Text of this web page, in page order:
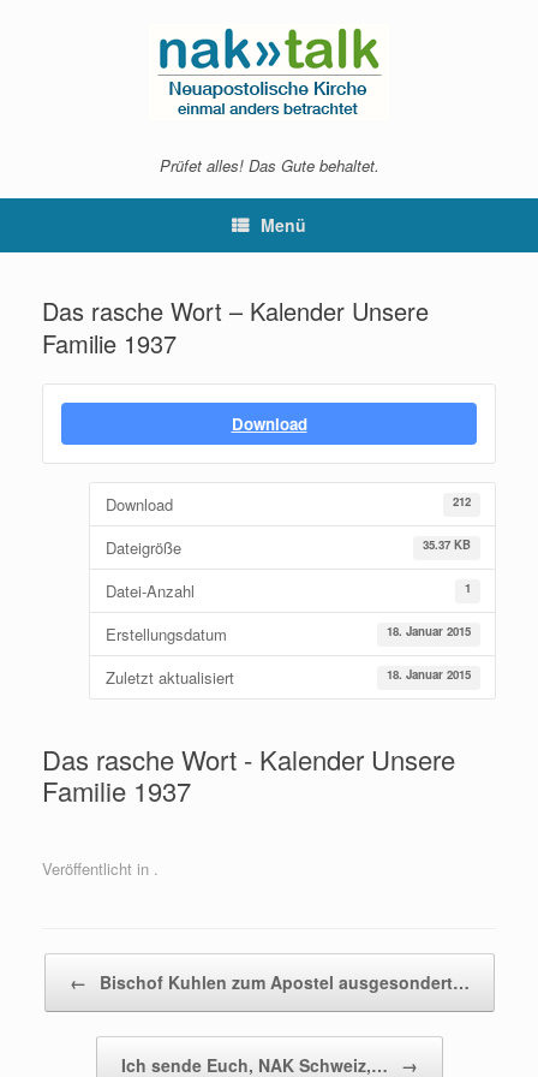
Prüfet alles! Das Gute behaltet.
Menü
Das rasche Wort – Kalender Unsere
Familie 1937
Download
Download 212
Dateigröße 35.37 KB
Datei-Anzahl 1
Erstellungsdatum 18. Januar 2015
Zuletzt aktualisiert 18. Januar 2015
Das rasche Wort - Kalender Unsere
Familie 1937
Veröffentlicht in .
← Bischof Kuhlen zum Apostel ausgesondert…
Ich sende Euch, NAK Schweiz,… →